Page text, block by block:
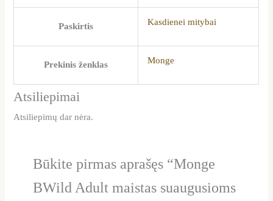
Paskirtis Kasdienei mitybai
Prekinis ženklas Monge
Atsiliepimai
Atsiliepimų dar nėra.
Būkite pirmas aprašęs “Monge
BWild Adult maistas suaugusioms